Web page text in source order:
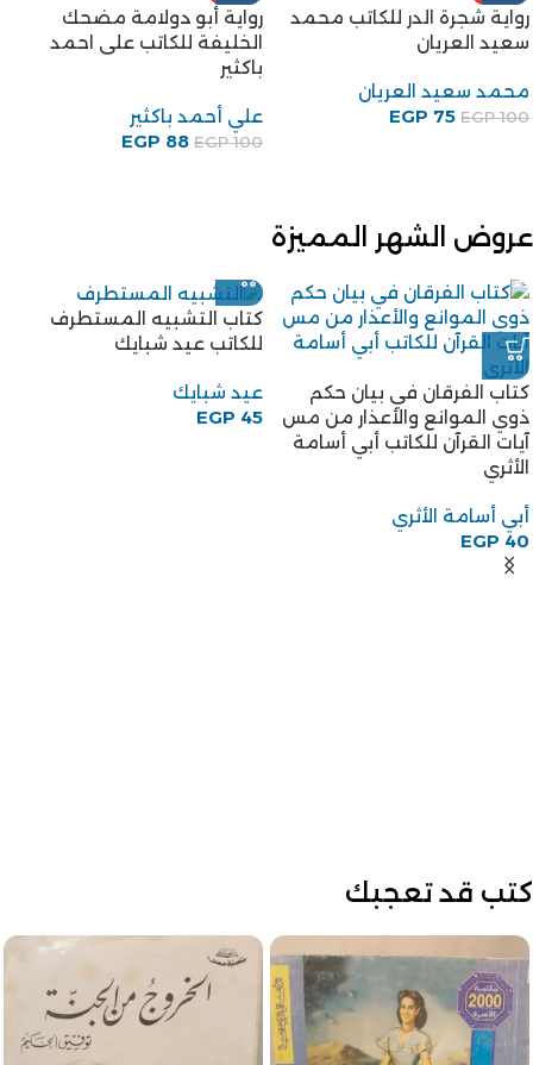
رواية شجرة الدر للكاتب محمد
سعيد العريان
محمد سعيد العريان
EGP100
EGP 75
رواية أبو دولامة مضحك
الخليفة للكاتب على احمد
باكثير
علي أحمد باكثير
EGP100
EGP 88
عروض الشهر المميزة
-18%
كتاب المرأة الجديدة للكاتب
قاسم أمين
قاسم أمين
EGP55
EGP 45
كتب قد تعجبك
أزمة ثقة – رباب فؤاد
رباب فؤاد
EGP 65